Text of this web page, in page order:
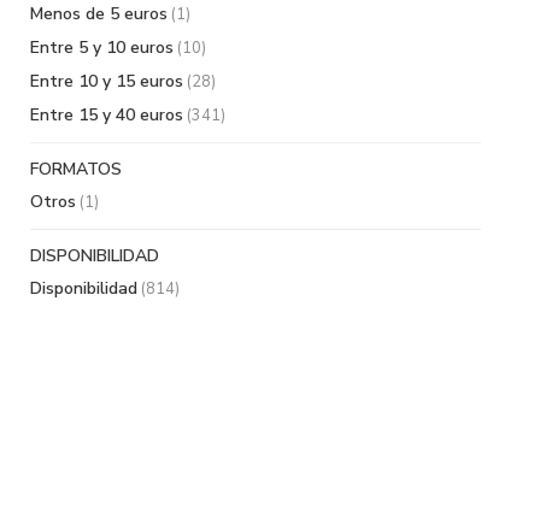
Menos de 5 euros (1)
Entre 5 y 10 euros (10)
Entre 10 y 15 euros (28)
Entre 15 y 40 euros (341)
FORMATOS
Otros (1)
DISPONIBILIDAD
Disponibilidad (814)